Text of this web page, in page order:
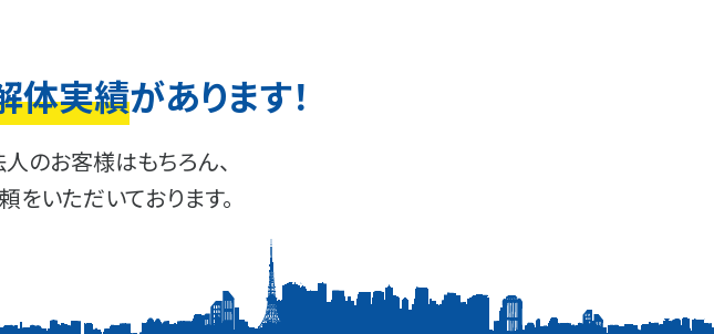
体実績があります！
のお客様はもちろん、
いただいております。